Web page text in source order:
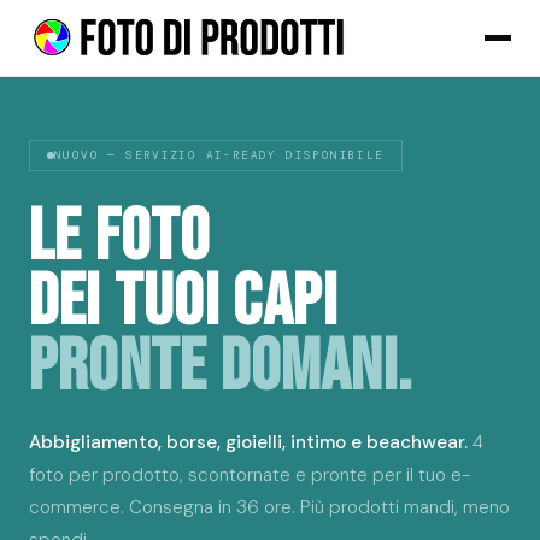
NUOVO — SERVIZIO AI-READY DISPONIBILE
LE FOTO
DEI TUOI CAPI
PRONTE DOMANI.
Abbigliamento, borse, gioielli, intimo e beachwear. 4
foto per prodotto, scontornate e pronte per il tuo e-
commerce. Consegna in 36 ore. Più prodotti mandi, meno